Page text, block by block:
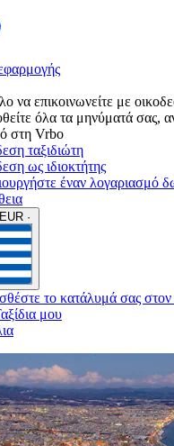
να επικοινωνείτε με
όλα τα μηνύματά σας,
στη Vrbo
ταξιδιώτη
ως ιδιοκτήτης
έναν λογαριασμό
το κατάλυμά σας στον
μου